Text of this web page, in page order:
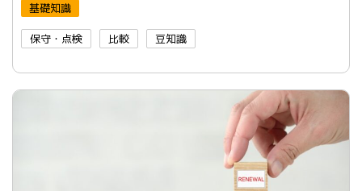
基礎知識
保守・点検 比較 豆知識